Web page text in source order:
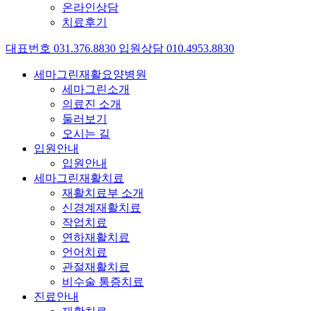
온라인상담
치료후기
대표번호 031 .376.8830 입원상담 010.4953.8830
세마그린재활요양병원
세마그린소개
의료진 소개
둘러보기
오시는 길
입원안내
입원안내
세마그린재활치료
재활치료부 소개
신경계재활치료
작업치료
연하재활치료
언어치료
관절재활치료
비수술 통증치료
진료안내